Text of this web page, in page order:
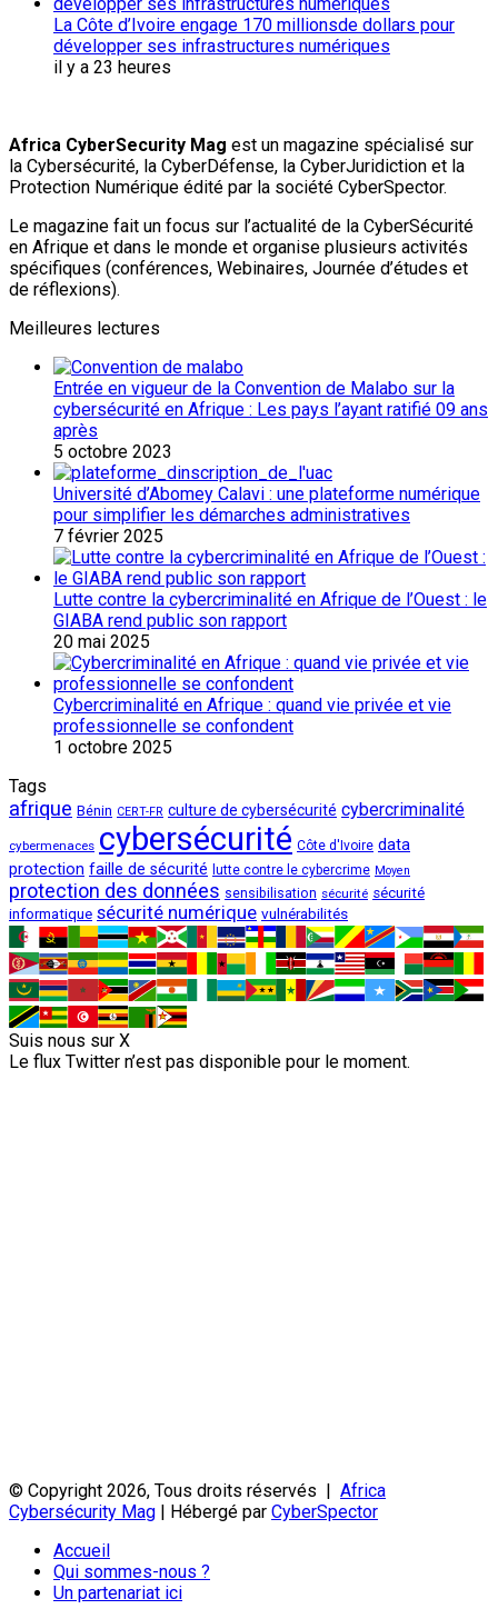
La Côte d’Ivoire engage 170 millionsde dollars pour
développer ses infrastructures numériques
il y a 23 heures
Africa CyberSecurity Mag est un magazine spécialisé sur
la Cybersécurité, la CyberDéfense, la CyberJuridiction et la
Protection Numérique édité par la société CyberSpector.
Le magazine fait un focus sur l’actualité de la CyberSécurité
en Afrique et dans le monde et organise plusieurs activités
spécifiques (conférences, Webinaires, Journée d’études et
de réflexions).
Meilleures lectures
Entrée en vigueur de la Convention de Malabo sur la
cybersécurité en Afrique : Les pays l’ayant ratifié 09 ans
après
5 octobre 2023
Université d’Abomey Calavi : une plateforme numérique
pour simplifier les démarches administratives
7 février 2025
Lutte contre la cybercriminalité en Afrique de l’Ouest : le
GIABA rend public son rapport
20 mai 2025
Cybercriminalité en Afrique : quand vie privée et vie
professionnelle se confondent
1 octobre 2025
Tags
afrique Bénin CERT-FR culture de cybersécurité cybercriminalité
cybermenaces cybersécurité Côte d'Ivoire data
protection faille de sécurité lutte contre le cybercrime Moyen
protection des données sensibilisation sécurité sécurité
informatique sécurité numérique vulnérabilités
Suis nous sur X
Le flux Twitter n’est pas disponible pour le moment.
© Copyright 2026, Tous droits réservés | Africa
Cybersécurity Mag | Hébergé par CyberSpector
Accueil
Qui sommes-nous ?
Un partenariat ici